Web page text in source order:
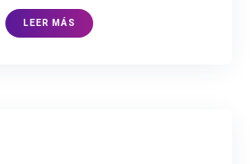
LEER MÁS